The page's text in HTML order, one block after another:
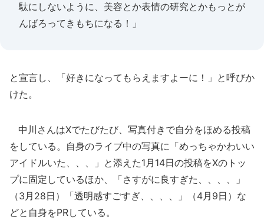
駄にしないように、美容とか表情の研究とかもっとが
んばろってきもちになる！」
と宣言し、「好きになってもらえますよーに！」と呼びか
けた。
中川さんはXでたびたび、写真付きで自分をほめる投稿
をしている。自身のライブ中の写真に「めっちゃかわいい
アイドルいた、、、」と添えた1月14日の投稿をXのトッ
プに固定しているほか、「さすがに良すぎた、、、、」
（3月28日）「透明感すごすぎ、、、、」（4月9日）な
どと自身をPRしている。